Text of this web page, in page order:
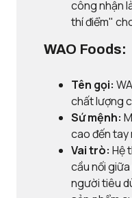
công nhận
thí điểm"
WAO Foods:
Tên gọi:
chất lượng
Sứ mệnh:
cao đến
Vai trò: Hệ
cầu nối
người tiêu